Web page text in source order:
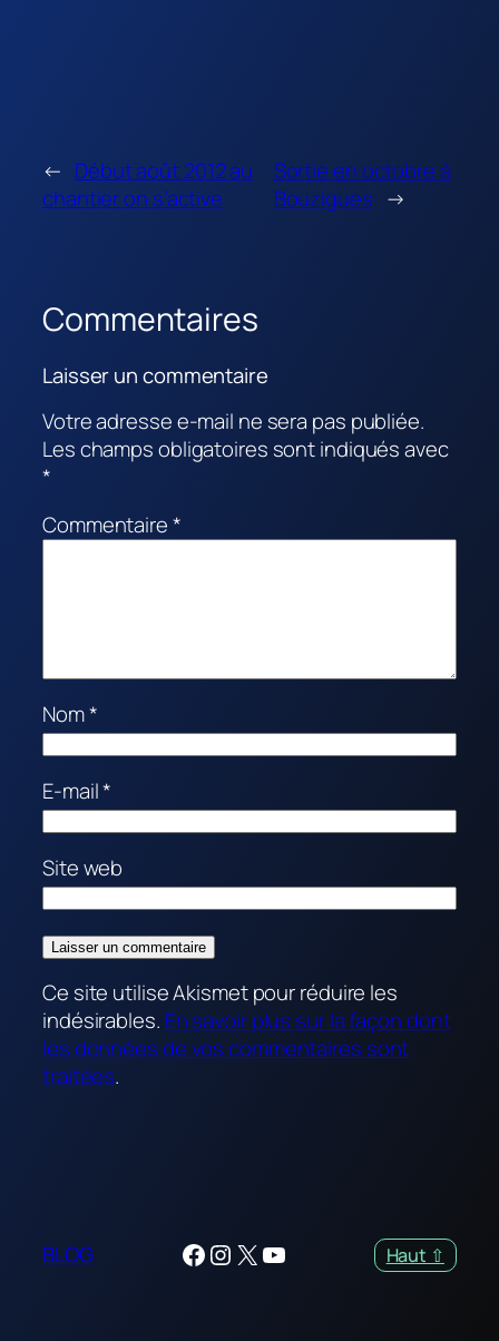
← Début août 2012 au
chantier on s’active
Sortie en octobre à
Bouzigues →
Commentaires
Laisser un commentaire
Votre adresse e-mail ne sera pas publiée.
Les champs obligatoires sont indiqués avec
*
Commentaire*
Nom*
E-mail*
Site web
Ce site utilise Akismet pour réduire les
indésirables. En savoir plus sur la façon dont
les données de vos commentaires sont
traitées.
BLOG Facebook
Instagram
X YouTube Haut ⇧